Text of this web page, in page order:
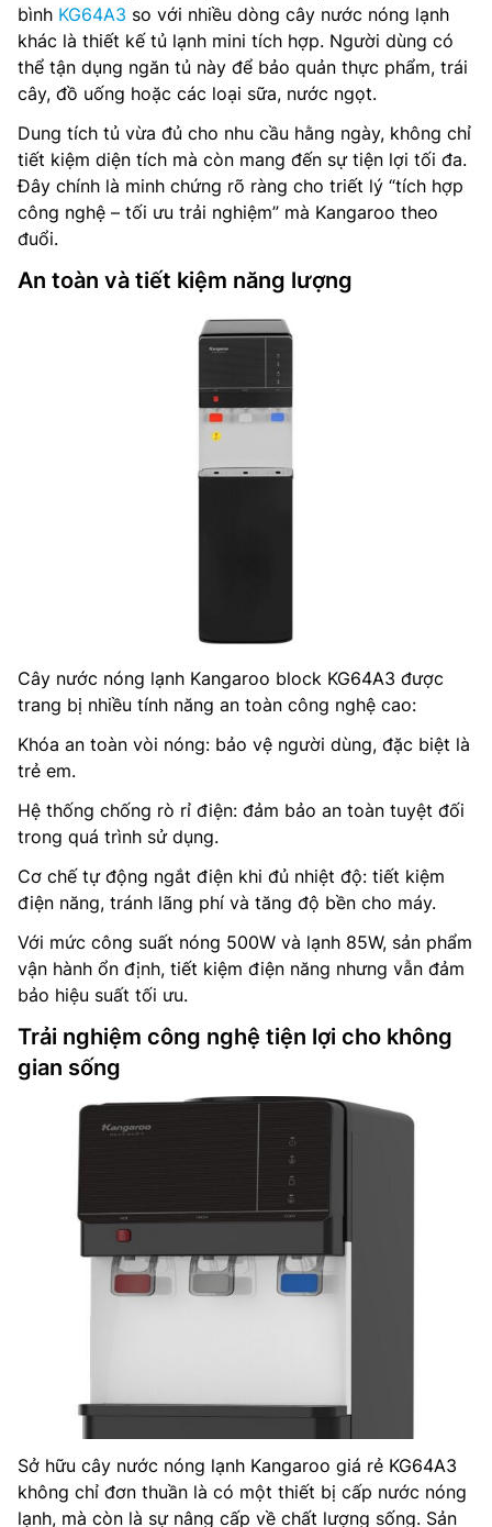
bình KG64A3 so với nhiều dòng cây nước nóng lạnh
khác là thiết kế tủ lạnh mini tích hợp. Người dùng có
thể tận dụng ngăn tủ này để bảo quản thực phẩm, trái
cây, đồ uống hoặc các loại sữa, nước ngọt.
Dung tích tủ vừa đủ cho nhu cầu hằng ngày, không chỉ
tiết kiệm diện tích mà còn mang đến sự tiện lợi tối đa.
Đây chính là minh chứng rõ ràng cho triết lý “tích hợp
công nghệ – tối ưu trải nghiệm” mà Kangaroo theo
đuổi.
An toàn và tiết kiệm năng lượng
Cây nước nóng lạnh Kangaroo block KG64A3 được
trang bị nhiều tính năng an toàn công nghệ cao:
Khóa an toàn vòi nóng: bảo vệ người dùng, đặc biệt là
trẻ em.
Hệ thống chống rò rỉ điện: đảm bảo an toàn tuyệt đối
trong quá trình sử dụng.
Cơ chế tự động ngắt điện khi đủ nhiệt độ: tiết kiệm
điện năng, tránh lãng phí và tăng độ bền cho máy.
Với mức công suất nóng 500W và lạnh 85W, sản phẩm
vận hành ổn định, tiết kiệm điện năng nhưng vẫn đảm
bảo hiệu suất tối ưu.
Trải nghiệm công nghệ tiện lợi cho không
gian sống
Sở hữu cây nước nóng lạnh Kangaroo giá rẻ KG64A3
không chỉ đơn thuần là có một thiết bị cấp nước nóng
lạnh, mà còn là sự nâng cấp về chất lượng sống. Sản